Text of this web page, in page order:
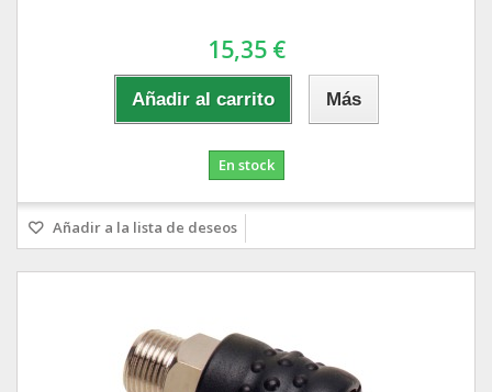
15,35 €
Añadir al carrito Más
En stock
Añadir a la lista de deseos